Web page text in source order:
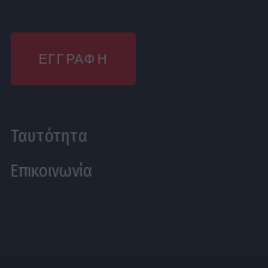
ΕΓΓΡΑΦΗ
Ταυτότητα
Επικοινωνία